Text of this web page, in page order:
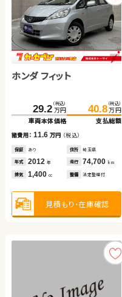
ホンダ フィット
29.2 （税込）
万円
車両本体価格
40.8 （税込）
万円
支払総額
諸費用：11.6 万円 （税込）
保証 あり 住所 埼玉県
年式 2012 年 走行 74,700 km
排気 1,400 cc 整備 法定整備付
見積もり・在庫確認
ダイハツ タント
36.6（税込）
万円
44.8 （税込）
万円
支払総額
諸費用：8.2万円（税込）
2014 年 95,800 km
660cc 法定整備付
見積もり・在庫確認
スズキ ジムニーシエラ
248.7（税込）
万円
諸費用：11.1万円（税込）
あり 北海道
年式 2022年 走行
排気 1,500 整備 法定整備付
見積もり・在庫確認